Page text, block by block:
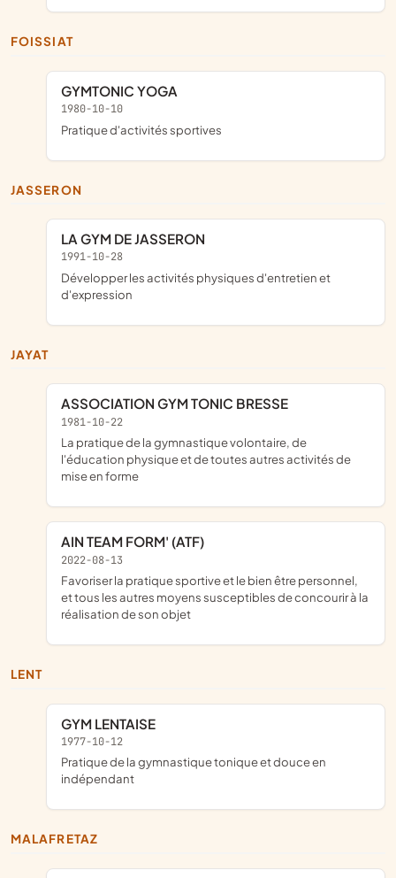
FOISSIAT
GYMTONIC YOGA
1980-10-10
pratique d'activités sportives
JASSERON
LA GYM DE JASSERON
1991-10-28
développer les activités physiques d'entretien et
d'expression
JAYAT
ASSOCIATION GYM TONIC BRESSE
1981-10-22
la pratique de la gymnastique volontaire, de
l'éducation physique et de toutes autres activités de
mise en forme
AIN TEAM FORM' (ATF)
2022-08-13
favoriser la pratique sportive et le bien être personnel,
et tous les autres moyens susceptibles de concourir à la
réalisation de son objet
LENT
GYM LENTAISE
1977-10-12
pratique de la gymnastique tonique et douce en
indépendant
MALAFRETAZ